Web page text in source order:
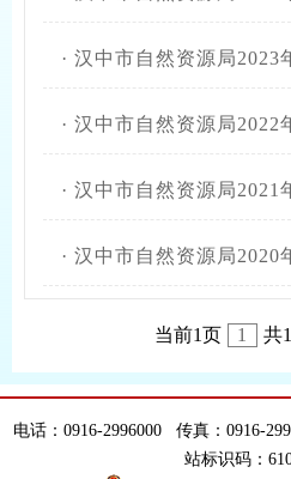
· 汉中市自然资源局2023年度
· 汉中市自然资源局2022年度
· 汉中市自然资源局2021年
· 汉中市自然资源局2020年度
当前1页 1 共
电话：0916-2996000 传真：0916-
站标识码：